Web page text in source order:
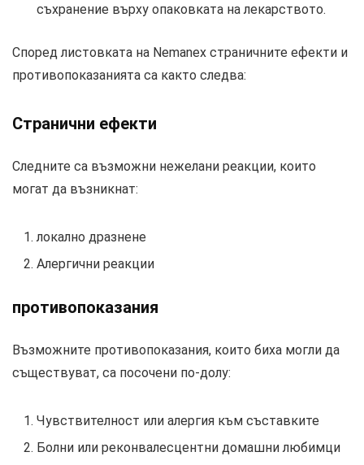
съхранение върху опаковката на лекарството.
Според листовката на Nemanex страничните ефекти и
противопоказанията са както следва:
Странични ефекти
Следните са възможни нежелани реакции, които
могат да възникнат:
локално дразнене
Алергични реакции
противопоказания
Възможните противопоказания, които биха могли да
съществуват, са посочени по-долу:
Чувствителност или алергия към съставките
Болни или реконвалесцентни домашни любимци